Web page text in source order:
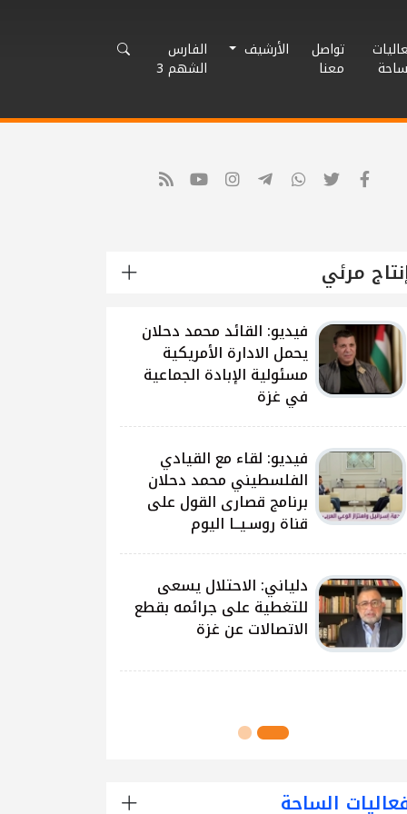
تواصل
معنا
الأرشيف الفارس
الشهم 3
مرئي
شاهد: لقاء القيادي
الفلسطيني محمد دحلان
حول تطورات الحرب
الاسرائيلية
النيرب: اللجنة الوطنية
للشراكة والتنمية بدأت بتوزيع
آلاف الحقائب على الطلبة
اللجنة الوطنية للشراكة
والتنمية تُنفذ مشروع توزيع
محافظة رفح
الساحة